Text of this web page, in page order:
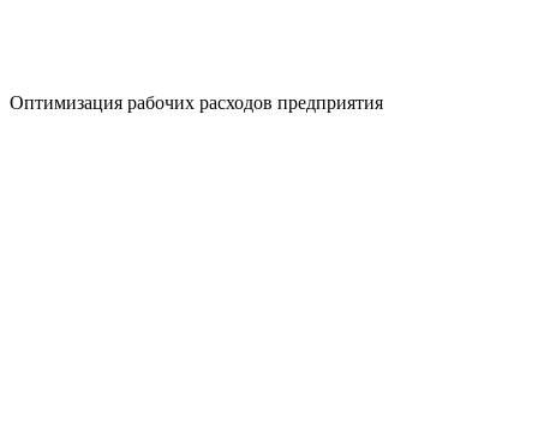
Оптимизация рабочих расходов предприятия